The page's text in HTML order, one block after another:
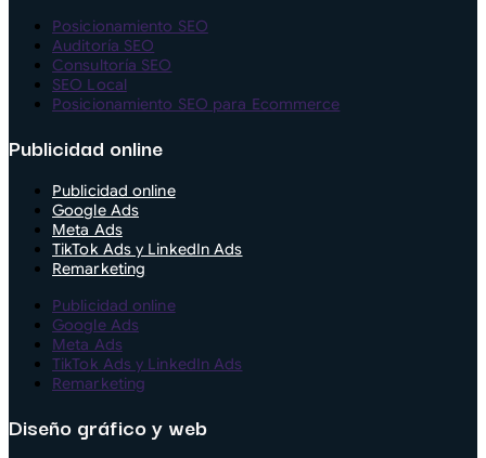
Posicionamiento SEO
Auditoría SEO
Consultoría SEO
SEO Local
Posicionamiento SEO para Ecommerce
Publicidad online
Publicidad online
Google Ads
Meta Ads
TikTok Ads y LinkedIn Ads
Remarketing
Publicidad online
Google Ads
Meta Ads
TikTok Ads y LinkedIn Ads
Remarketing
Diseño gráfico y web